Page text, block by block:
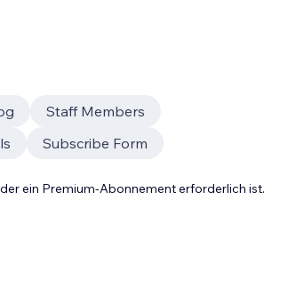
Staff Members
Subscribe Form
ein Premium-Abonnement erforderlich ist.